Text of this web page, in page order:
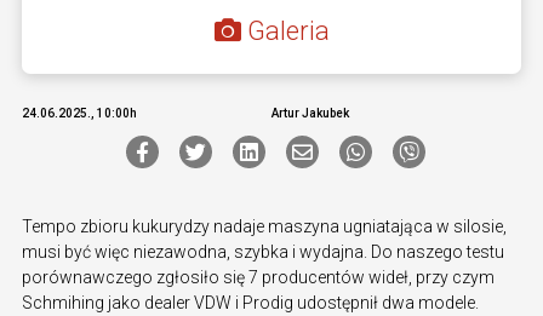
Galeria
24.06.2025., 10:00h Artur Jakubek
Tempo zbioru kukurydzy nadaje maszyna ugniatająca w silosie,
musi być więc niezawodna, szybka i wydajna. Do naszego testu
porównawczego zgłosiło się 7 producentów wideł, przy czym
Schmihing jako dealer VDW i Prodig udostępnił dwa modele.